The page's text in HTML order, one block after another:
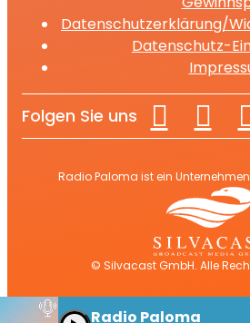
Datenschutzerklärung/
Datenschutz-
Folgen Sie uns
Radio Paloma ist ein
© Silvacast GmbH. Alle
Radio Paloma